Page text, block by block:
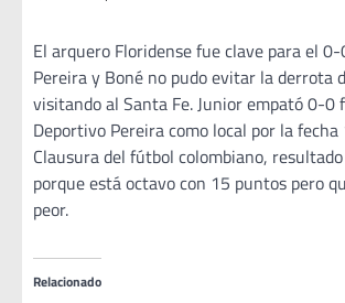
El arquero Floridense fue clave para el
Pereira y Boné no pudo evitar la derrota
visitando al Santa Fe. Junior empató 0-0
Deportivo Pereira como local por la fecha
Clausura del fútbol colombiano,
porque está octavo con 15 puntos pero
peor.
Relacionado